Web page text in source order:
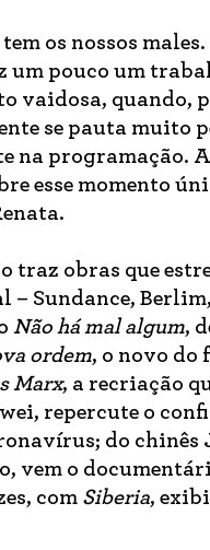
os nossos
um pouco um
vaidosa, quando,
se pauta muito
na programação.
esse momento
traz obras que
Sundance,
Não há mal algum,
ordem, o novo do
Marx, a recriação
repercute o
do
vem o
com Siberia,